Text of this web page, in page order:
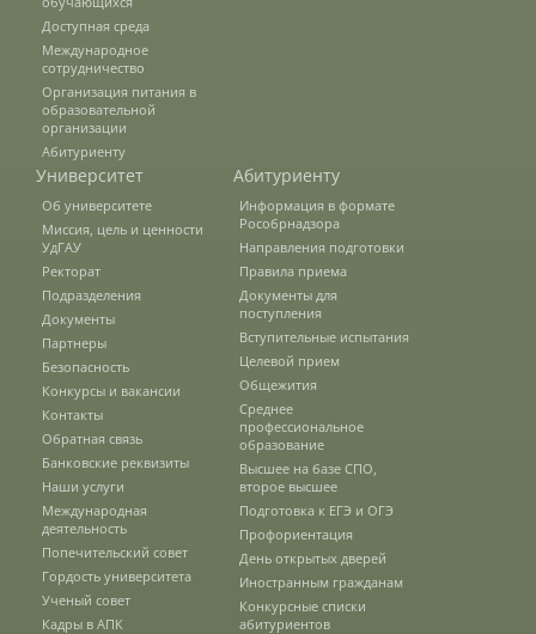
Противодействие коррупции
Противодействие терроризму
Предотвращение кризисных ситуаций
Ответственность за разжигание
межнациональной розни
Конкурсы и вакансии
Контакты
Обратная связь
Доступная среда
Международное
сотрудничество
Организация питания в
образовательной
организации
Абитуриенту
Университет
Об университете
Миссия, цель и ценности
УдГАУ
Ректорат
Подразделения
Документы
Партнеры
Безопасность
Конкурсы и вакансии
Контакты
Обратная связь
Банковские реквизиты
Наши услуги
Международная
деятельность
Попечительский совет
Гордость университета
Ученый совет
Кадры в АПК
Абитуриенту
Информация в формате
Рособрнадзора
Направления подготовки
Правила приема
Документы для
поступления
Вступительные испытания
Целевой прием
Общежития
Среднее
профессиональное
образование
Высшее на базе СПО,
второе высшее
Подготовка к ЕГЭ и ОГЭ
Профориентация
День открытых дверей
Иностранным гражданам
Конкурсные списки
абитуриентов